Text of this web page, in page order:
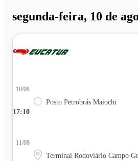
segunda-feira, 10 de
17:10
10/08
Posto Petrobrás Maiochi
11/08
Terminal Rodoviário Campo